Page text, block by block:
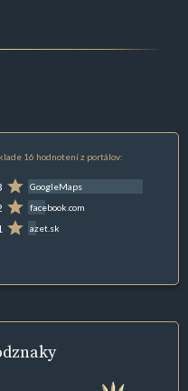
16 hodnotení z portálov:
GoogleMaps
facebook.com
azet.sk